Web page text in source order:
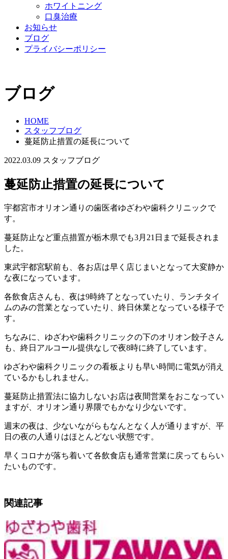
ホワイトニング
口臭治療
お知らせ
ブログ
プライバシーポリシー
ブログ
HOME
スタッフブログ
蔓延防止措置の延長について
2022.03.09 スタッフブログ
蔓延防止措置の延長について
宇都宮市オリオン通りの歯医者ゆざわや歯科クリニックで
す。
蔓延防止など重点措置が栃木県でも3月21日まで延長されま
した。
東武宇都宮駅前も、各お店は早く店じまいとなって大変静か
な夜になっています。
各飲食店さんも、夜は9時終了となっていたり、ランチタイ
ムのみの営業となっていたり、終日休業となっている様子で
す。
ちなみに、ゆざわや歯科クリニックの下のオリオン餃子さん
も、終日アルコール提供なしで夜8時に終了しています。
ゆざわや歯科クリニックの看板よりも早い時間に電気が消え
ているかもしれません。
蔓延防止措置法に協力しないお店は夜間営業をおこなってい
ますが、オリオン通り界隈でもかなり少ないです。
週末の夜は、少ないながらもなんとなく人が通りますが、平
日の夜の人通りはほとんどない状態です。
早くコロナが落ち着いて各飲食店も通常営業に戻ってもらい
たいものです。
関連記事